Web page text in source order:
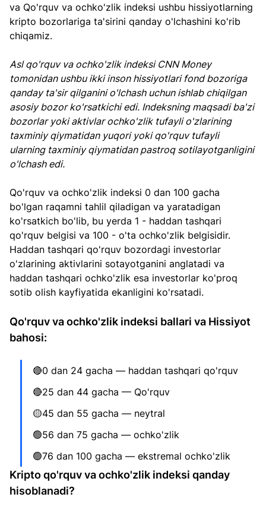
va Qo'rquv va ochko'zlik indeksi ushbu hissiyotlarning
kripto bozorlariga ta'sirini qanday o'lchashini ko'rib
chiqamiz.
Asl qo'rquv va ochko'zlik indeksi CNN Money
tomonidan ushbu ikki inson hissiyotlari fond bozoriga
qanday ta'sir qilganini o'lchash uchun ishlab chiqilgan
asosiy bozor ko'rsatkichi edi. Indeksning maqsadi ba'zi
bozorlar yoki aktivlar ochko'zlik tufayli o'zlarining
taxminiy qiymatidan yuqori yoki qo'rquv tufayli
ularning taxminiy qiymatidan pastroq sotilayotganligini
o'lchash edi.
Qo'rquv va ochko'zlik indeksi 0 dan 100 gacha
bo'lgan raqamni tahlil qiladigan va yaratadigan
ko'rsatkich bo'lib, bu yerda 1 - haddan tashqari
qo'rquv belgisi va 100 - o'ta ochko'zlik belgisidir.
Haddan tashqari qo'rquv bozordagi investorlar
o'zlarining aktivlarini sotayotganini anglatadi va
haddan tashqari ochko'zlik esa investorlar ko'proq
sotib olish kayfiyatida ekanligini ko'rsatadi.
Qo'rquv va ochko'zlik indeksi ballari va Hissiyot
bahosi:
🔴0 dan 24 gacha — haddan tashqari qo'rquv
🔴25 dan 44 gacha — Qo'rquv
🟡45 dan 55 gacha — neytral
🟢56 dan 75 gacha — ochko'zlik
🟢76 dan 100 gacha — ekstremal ochko'zlik
Kripto qo'rquv va ochko'zlik indeksi qanday
hisoblanadi?